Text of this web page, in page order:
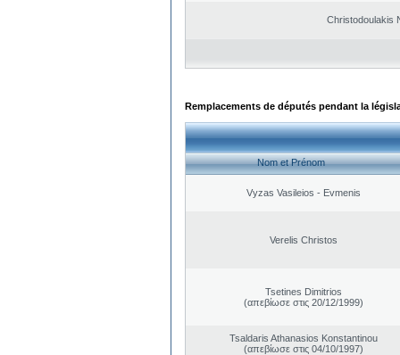
Christodoulakis
Remplacements de députés pendant la
Nom et Prénom
Vyzas Vasileios - Evmenis
Verelis Christos
Tsetines Dimitrios
(απεβίωσε στις 20/12/1999)
Tsaldaris Athanasios Konstantinou
(απεβίωσε στις 04/10/1997)